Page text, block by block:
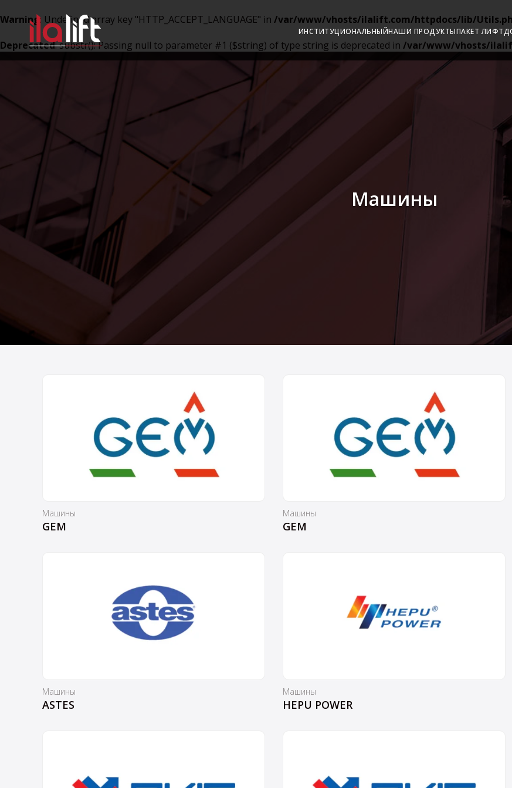
Warning: Undefined array key "HTTP_ACCEPT_LANGUAGE" in /var/www/vhosts/ilalift.com/httpdocs/lib/
Deprecated: substr(): Passing null to parameter #1 ($string) of type string is deprecated in /var/www/vhosts/
ИНСТИТУЦИОНАЛЬНЫЙНАШИ ПРОДУКТЫПАКЕТ ЛИФТ
Машины
Машины
GEM
Машины
GEM
Машины
ASTES
Машины
HEPU POWER